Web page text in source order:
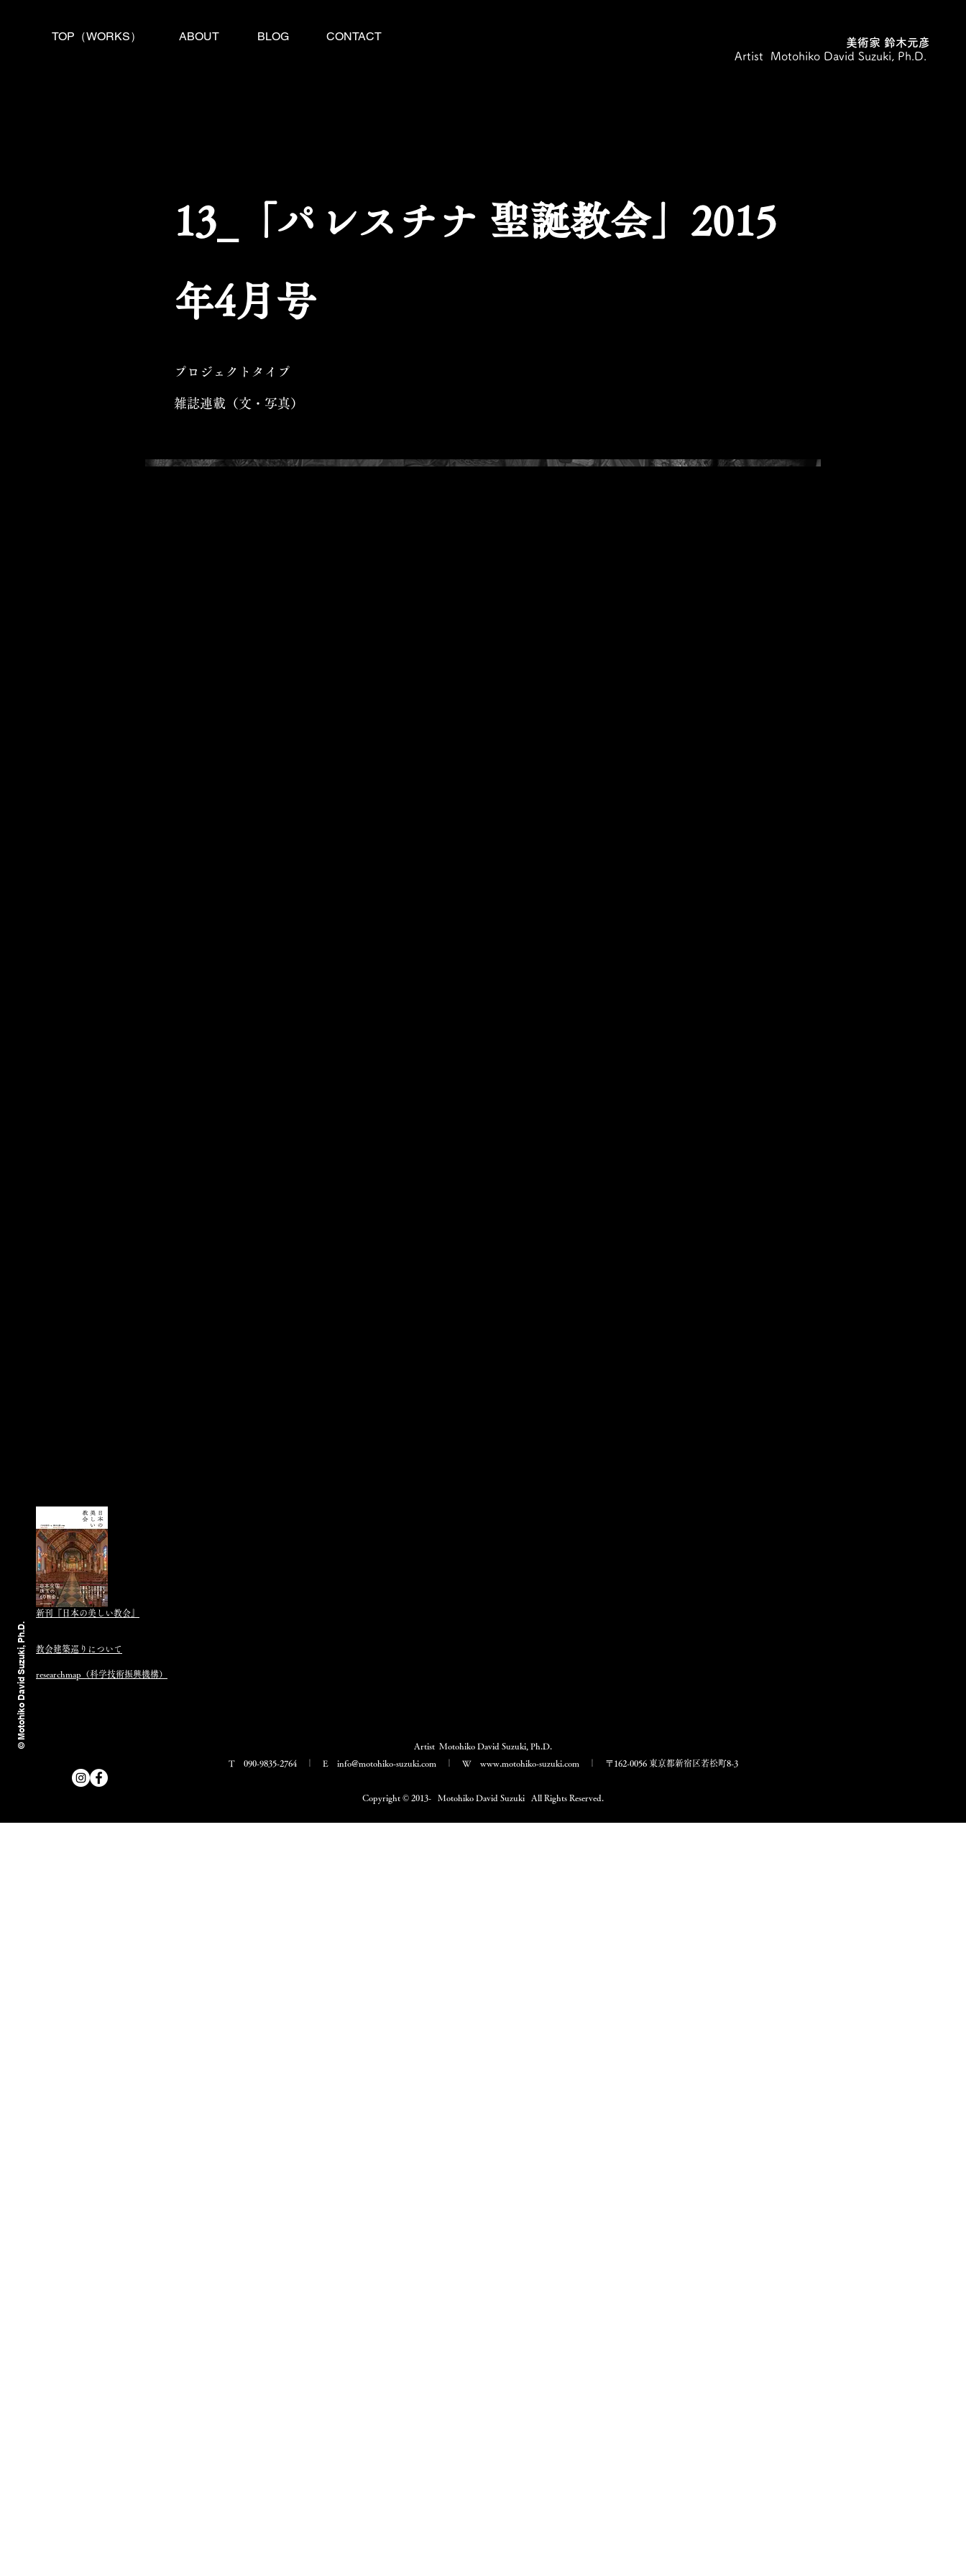
TOP（WORKS） ABOUT BLOG CONTACT
美術家 鈴木元彦
Artist Motohiko David Suzuki, Ph.D.
13_「パレスチナ 聖誕教会」2015
年4月号
プロジェクトタイプ
雑誌連載（文・写真）
教会建築巡りについて
© Motohiko David Suzuki, Ph.D.
新刊​『日本の美しい教会』
researchmap（科学技術振興機構）
Artist Motohiko David Suzuki, Ph.D.
T 090-9835-2764 ｜ E info@motohiko-suzuki.com ｜ W www.motohiko-suzuki.com 〒162-0056 東京都新宿区若松町8-3
Copyright © 2013- Motohiko David Suzuki All Rights Reserved.